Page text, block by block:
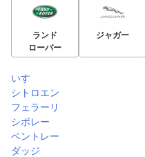
ランド
ローバー
ジャガー
いすゞ
シトロエン
フェラーリ
シボレー
ベントレー
ダッジ